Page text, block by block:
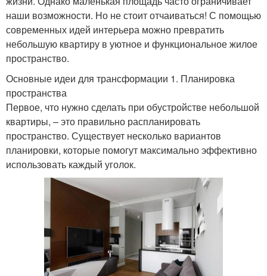
наши возможности. Но не стоит отчаиваться! С помощью
современных идей интерьера можно превратить
небольшую квартиру в уютное и функциональное жилое
пространство.
Основные идеи для трансформации 1. Планировка
пространства
Первое, что нужно сделать при обустройстве небольшой
квартиры, – это правильно распланировать
пространство. Существует несколько вариантов
планировки, которые помогут максимально эффективно
использовать каждый уголок.